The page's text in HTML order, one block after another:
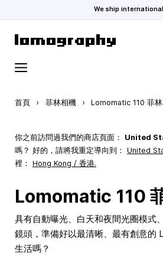
We ship
首頁 › 菲林相機 › Lomomatic 110 菲
你之前訪問過我們的商店頁面： United
嗎？ 好的，請將我重定導向到： United
裡： Hong Kong / 香港.
Lomomatic 110
具有自動曝光、白天和夜間光圈模式
鏡頭，準備好以最清晰、最有創意的
生活嗎？